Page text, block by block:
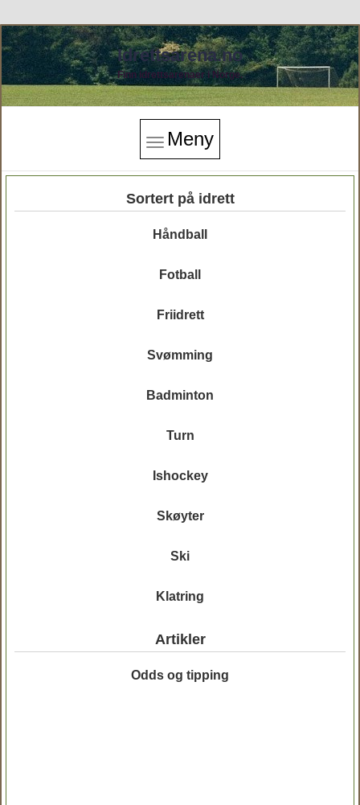
Idrettsarena.no
Finn idrettsarenaer i Norge.
Meny
Sortert på idrett
Håndball
Fotball
Friidrett
Svømming
Badminton
Turn
Ishockey
Skøyter
Ski
Klatring
Artikler
Odds og tipping